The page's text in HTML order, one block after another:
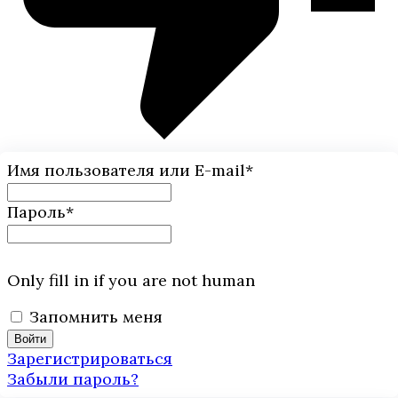
Имя пользователя или E-mail*
Пароль*
Only fill in if you are not human
Запомнить меня
Зарегистрироваться
Забыли пароль?